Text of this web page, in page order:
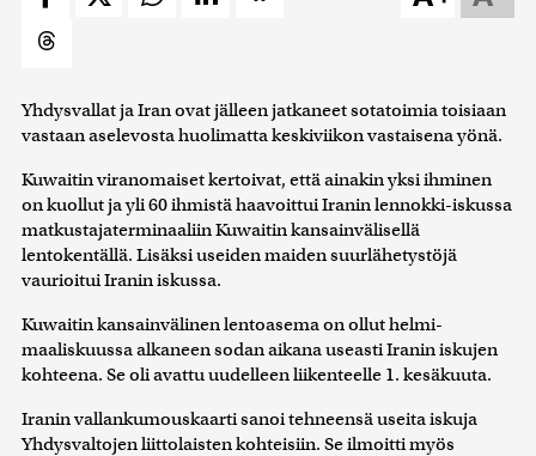
Yhdysvallat ja Iran ovat jälleen jatkaneet sotatoimia toisiaan
vastaan aselevosta huolimatta keskiviikon vastaisena yönä.
Kuwaitin viranomaiset kertoivat, että ainakin yksi ihminen
on kuollut ja yli 60 ihmistä haavoittui Iranin lennokki-iskussa
matkustajaterminaaliin Kuwaitin kansainvälisellä
lentokentällä. Lisäksi useiden maiden suurlähetystöjä
vaurioitui Iranin iskussa.
Kuwaitin kansainvälinen lentoasema on ollut helmi-
maaliskuussa alkaneen sodan aikana useasti Iranin iskujen
kohteena. Se oli avattu uudelleen liikenteelle 1. kesäkuuta.
Iranin vallankumouskaarti sanoi tehneensä useita iskuja
Yhdysvaltojen liittolaisten kohteisiin. Se ilmoitti myös